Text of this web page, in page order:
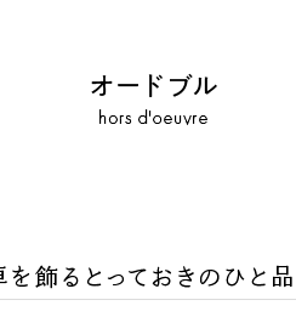
豚肉
なす